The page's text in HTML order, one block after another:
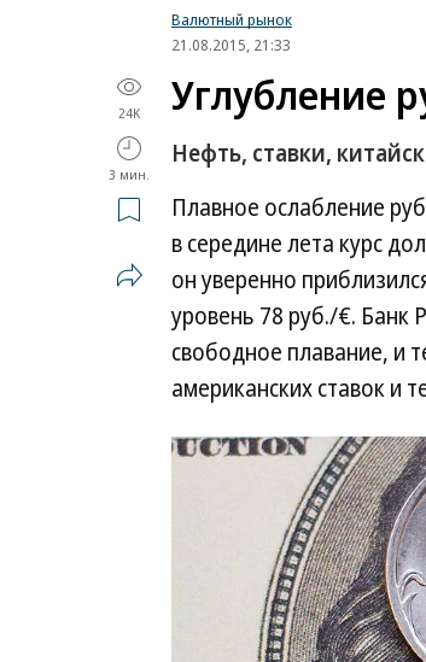
Валютный рынок
21.08.2015, 21:33
24K
3 мин.
Углубление
Нефть, ставки,
Плавное ослабление
в середине лета курс
он уверенно
уровень 78 руб./€. Банк
свободное плавание, и
американских ставок и